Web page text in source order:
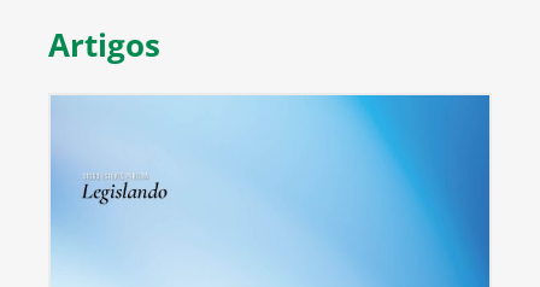
Artigos